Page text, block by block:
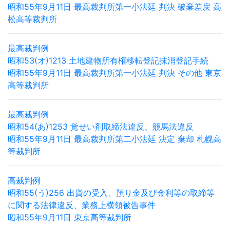
昭和55年9月11日 最高裁判所第一小法廷 判決 破棄差戻 高
松高等裁判所
最高裁判例
昭和53(オ)1213 土地建物所有権移転登記抹消登記手続
昭和55年9月11日 最高裁判所第一小法廷 判決 その他 東京
高等裁判所
最高裁判例
昭和54(あ)1253 覚せい剤取締法違反、競馬法違反
昭和55年9月11日 最高裁判所第二小法廷 決定 棄却 札幌高
等裁判所
高裁判例
昭和55(う)256 出資の受入、預り金及び金利等の取締等
に関する法律違反、業務上横領被告事件
昭和55年9月11日 東京高等裁判所